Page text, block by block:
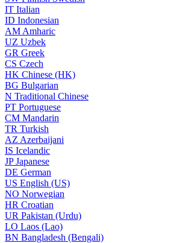
IT Italian
ID Indonesian
AM Amharic
UZ Uzbek
GR Greek
CS Czech
HK Chinese (HK)
BG Bulgarian
N Traditional Chinese
PT Portuguese
CM Mandarin
TR Turkish
AZ Azerbaijani
IS Icelandic
JPJapanese
DE German
US English (US)
NO Norwegian
HR Croatian
UR Pakistan (Urdu)
LO Laos (Lao)
BN Bangladesh (Bengali)